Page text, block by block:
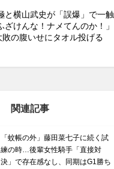
と横山武史が「誤爆」で一触
ざけんな！ナメてんのか！」
敗の腹いせにタオル投げる
関連記事
「蚊帳の外」藤田菜七子に続く試
練の時…後輩女性騎手「直接対
決」で存在感なし、同期はG1勝ち